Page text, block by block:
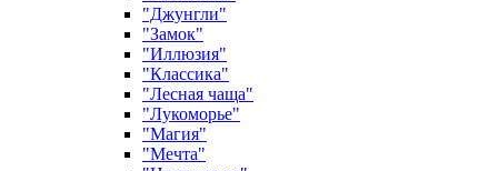
"Джунгли"
"Замок"
"Иллюзия"
"Классика"
"Лесная чаща"
"Лукоморье"
"Магия"
"Мечта"